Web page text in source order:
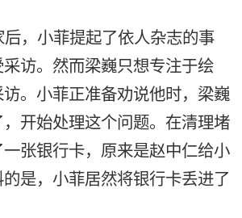
后，小菲提起了依人杂志的事
访。然而梁巍只想专注于绘
。小菲正准备劝说他时，梁巍
开始处理这个问题。在清理堵
张银行卡，原来是赵中仁给小
是，小菲居然将银行卡丢进了